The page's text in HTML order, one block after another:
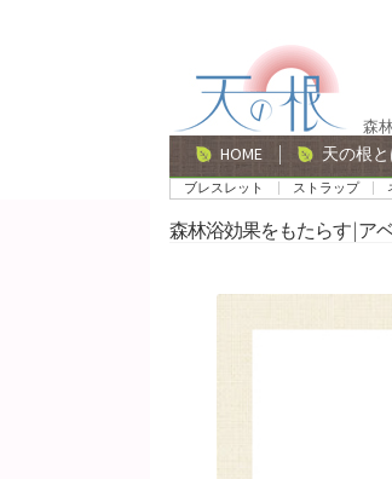
ー
シ
ョ
ン
ン
ツ
へ
ス
森
HOME 天の根
ブレスレット ストラップ
森林浴効果をもたらす | ア